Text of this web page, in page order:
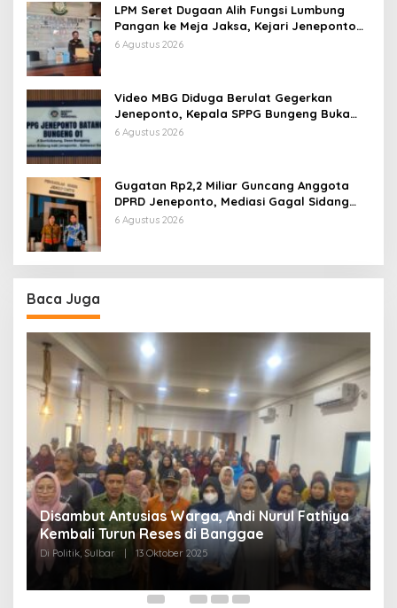
LPM Seret Dugaan Alih Fungsi Lumbung
Pangan ke Meja Jaksa, Kejari Jeneponto
Didesak Bongkar Seluruh Dokumen
6 Agustus 2026
Video MBG Diduga Berulat Gegerkan
Jeneponto, Kepala SPPG Bungeng Buka
Suara
6 Agustus 2026
Gugatan Rp2,2 Miliar Guncang Anggota
DPRD Jeneponto, Mediasi Gagal Sidang
Masuk Pembuktian
6 Agustus 2026
Baca Juga
Disambut Antusias Warga, Andi Nurul Fathiya
Kembali Turun Reses di Banggae
Di Politik, Sulbar | 13 Oktober 2025